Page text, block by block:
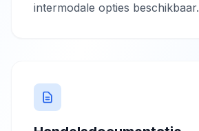
intermodale opties beschikbaar.